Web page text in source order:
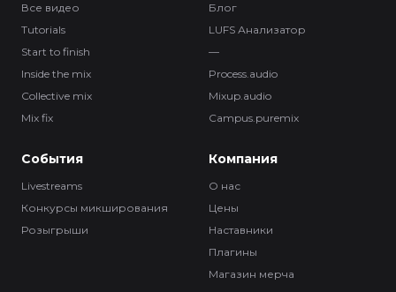
Все видео
Tutorials
Start to finish
Inside the mix
Collective mix
Mix fix
Блог
LUFS Анализатор
—
Process.audio
Mixup.audio
Campus.puremix
События
Livestreams
Конкурсы микширования
Розыгрыши
Компания
О нас
Цены
Наставники
Плагины
Магазин мерча